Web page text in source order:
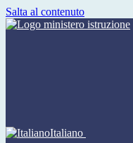
Salta al contenuto
Italiano